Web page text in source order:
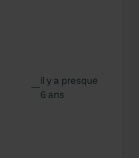
—il y a presque
6 ans